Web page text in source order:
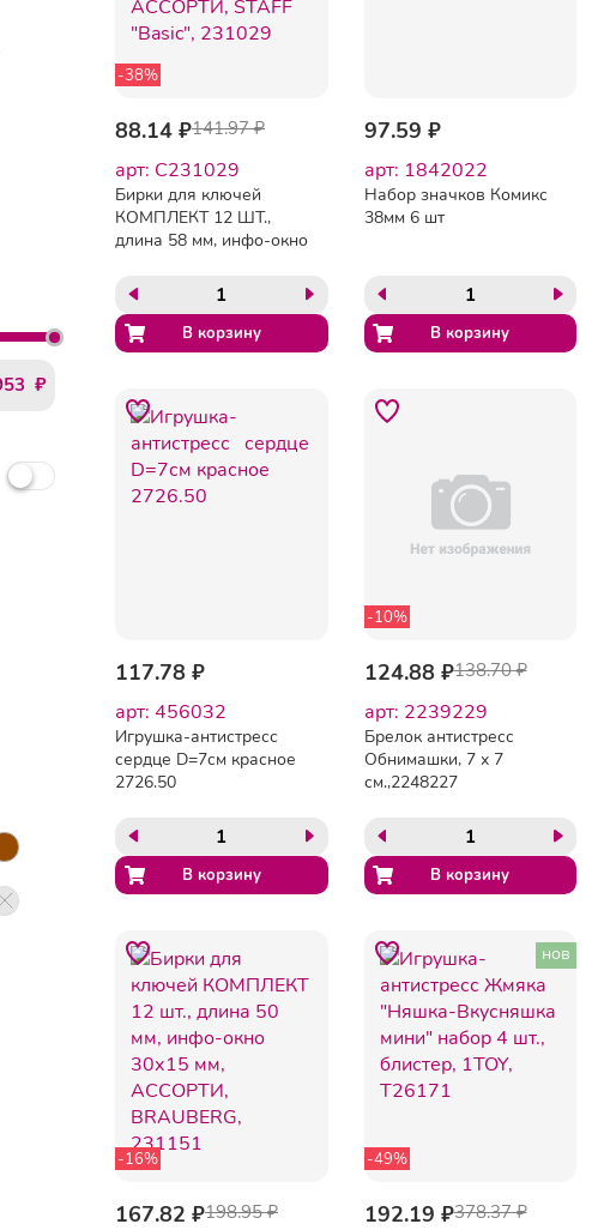
-38%
88.14 ₽141.97 ₽
арт: C231029
Бирки для ключей
КОМПЛЕКТ 12 ШТ.,
длина 58 мм, инфо-окно
STAFF "Basic", 231029
97.59 ₽
арт: 1842022
Набор значков Комикс
38мм 6 шт
117.78 ₽
арт: 456032
Игрушка-антистресс
сердце D=7см красное
2726.50
-10%
124.88 ₽138.70 ₽
арт: 2239229
Брелок антистресс
Обнимашки, 7 х 7
см.,2248227
-16%
167.82 ₽198.95 ₽
-49%
нов
192.19 ₽378.37 ₽